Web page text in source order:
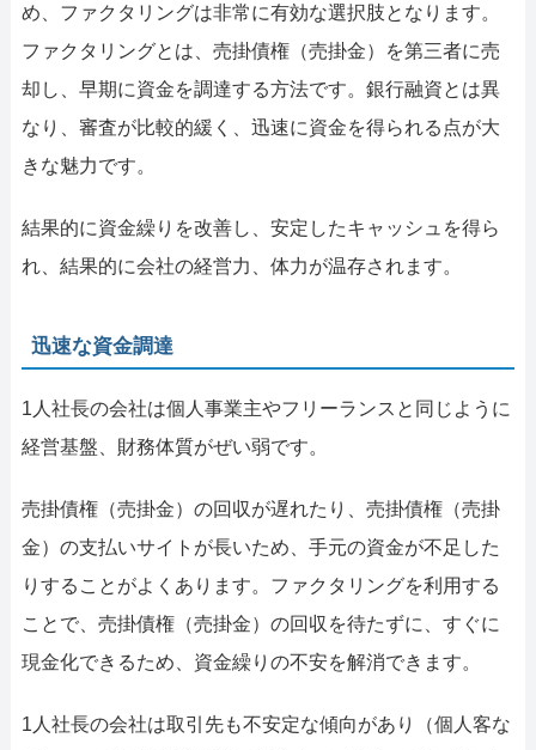
め、ファクタリングは非常に有効な選択肢となります。
ファクタリングとは、売掛債権（売掛金）を第三者に売
却し、早期に資金を調達する方法です。銀行融資とは異
なり、審査が比較的緩く、迅速に資金を得られる点が大
きな魅力です。
結果的に資金繰りを改善し、安定したキャッシュを得ら
れ、結果的に会社の経営力、体力が温存されます。
迅速な資金調達
1人社長の会社は個人事業主やフリーランスと同じように
経営基盤、財務体質がぜい弱です。
売掛債権（売掛金）の回収が遅れたり、売掛債権（売掛
金）の支払いサイトが長いため、手元の資金が不足した
りすることがよくあります。ファクタリングを利用する
ことで、売掛債権（売掛金）の回収を待たずに、すぐに
現金化できるため、資金繰りの不安を解消できます。
1人社長の会社は取引先も不安定な傾向があり（個人客な